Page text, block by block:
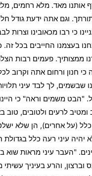
אותנו מאד. מלא
וגם אתה ידעת גודל
כי רבו מכאובינו וצרות
בעצמנו החייבים בכל זה.
פעמים רבות
ורחום אתה וקרוב
לך לבד עיני
"הבט משמים וראה" כי
לרעים ולטובים,
(על אחרים), הן שלא
עיני רעה כלל בגדולת
"העבר עיני מראות שוא
וברצון, והרע בעיניך